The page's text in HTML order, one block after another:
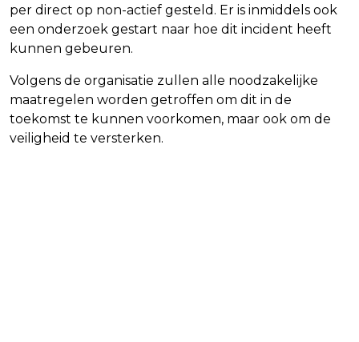
per direct op non-actief gesteld. Er is inmiddels ook
een onderzoek gestart naar hoe dit incident heeft
kunnen gebeuren.
Volgens de organisatie zullen alle noodzakelijke
maatregelen worden getroffen om dit in de
toekomst te kunnen voorkomen, maar ook om de
veiligheid te versterken.